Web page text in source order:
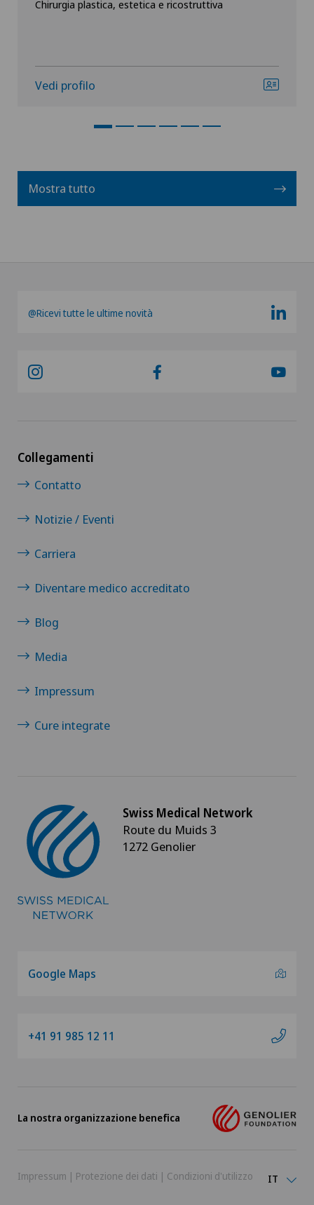
Chirurgia plastica, estetica e ricostruttiva
Vedi profilo
Mostra tutto
@Ricevi tutte le ultime novità
Collegamenti
Contatto
Notizie / Eventi
Carriera
Diventare medico accreditato
Blog
Media
Impressum
Cure integrate
Swiss Medical Network
Route du Muids 3
1272 Genolier
Google Maps
+41 91 985 12 11
La nostra organizzazione benefica
Impressum | Protezione dei dati | Condizioni d'utilizzo IT